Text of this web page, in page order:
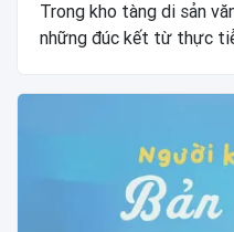
Trong kho tàng di sản
những đúc kết từ thực